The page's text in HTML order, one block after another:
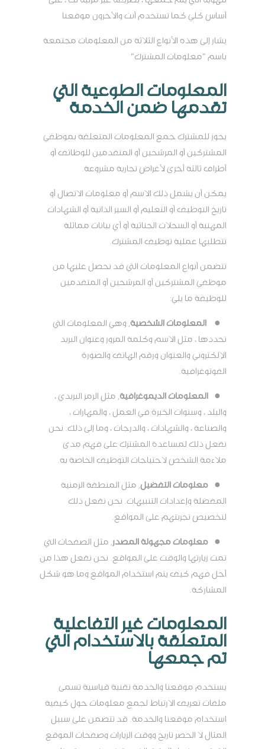
أساس كلي كما تستخدم أنت والآخرون موقعنا
يشار إلى هذه الأنواع الثلاثة من المعلومات مجتمعة
باسم "معلومات المشترك"
المعلومات الطوعية التي
تقدمها ضمن الخدمة
يجوز للمشترك جمع المعلومات المتعلقة بموظفي
المشتركين أو المرشحين أو المتقدمين للوظائف أو
أطراف ثالثة أخرى لأغراض تجارية مشروعة.
يمكن أن يشمل ذلك الاسم أو معلومات الاتصال أو
تاريخ التوظيف أو التعليم أو السير الذاتية أو الشهادات
المهنية أو السجلات الجنائية أو أي بيانات مماثلة
تتطلبها عملية توظيف المشترك.
تتضمن أنواع المعلومات التي قد نحصل عليها من
موظفي المشتركين أو المرشحين أو المتقدمين
للوظيفة ما يلي:
● المعلومات الشخصية, وهي المعلومات التي
تحددها ، مثل الاسم وكلمة المرور وعنوان البريد
الإلكتروني والعنوان ورقم الهاتف والصورة
الفوتوغرافية.
● المعلومات الديموغرافية, مثل الرمز البريدي ،
والبلد ، وسنوات الخبرة في العمل ، والمهارات ،
والصناعة ، والشهادات ، والدرجات ، وما إلى ذلك. نحن
نفعل ذلك لمساعدة المشترك على فهم مدى
ملاءمة الشخص لاحتياجات التوظيف الخاصة به.
● معلومات التفضيل, مثل المنطقة الزمنية
المفضلة وإعدادات التنبيهات. نحن نفعل ذلك
لتخصيص تجربتهم على المواقع.
● معلومات مجهولة المصدر, مثل الصفحات التي
تمت زيارتها والوقت على المواقع. نحن نفعل هذا من
أجل فهم كيف يتم استخدام المواقع وما هو شكل
المشاركة.
المعلومات غير التفاعلية
المتعلقة بالاستخدام التي
تم جمعها
يستخدم موقعنا والخدمة تقنية قياسية تسمى
ملفات تعريف الارتباط لجمع معلومات حول كيفية
استخدام موقعنا والخدمة. قد تتضمن على سبيل
المثال لا الحصر تاريخ ووقت الزيارات وصفحات الموقع